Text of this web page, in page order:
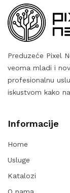
Preduzeće Pixel
veoma mladi i
profesionalnu
iskustvom kako
Informacije
Home
Usluge
Katalozi